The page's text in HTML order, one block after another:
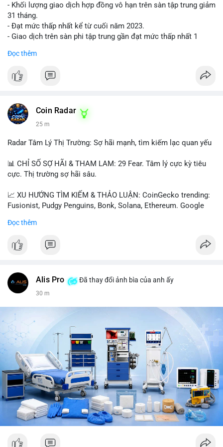
- Khối lượng giao dịch hợp đồng vô hạn trên sàn tập trung giảm
31 tháng.
- Đạt mức thấp nhất kể từ cuối năm 2023.
- Giao dịch trên sàn phi tập trung gần đạt mức thấp nhất 1
#vlikevn #titanbot
Đọc thêm
Coin Radar
25 m
Radar Tâm Lý Thị Trường: Sợ hãi mạnh, tìm kiếm lạc quan yếu
📊 CHỈ SỐ SỢ HÃI & THAM LAM: 29 Fear. Tâm lý cực kỳ tiêu
cực. Thị trường sợ hãi sâu.
📈 XU HƯỚNG TÌM KIẾM & THẢO LUẬN: CoinGecko trending:
Fusionist, Pudgy Penguins, Bonk, Solana, Ethereum. Google
tiêu, vũ khí hạt nhân, đội tuyển Brasil, cúp U20 Châu Á.
UFC 310, Premier League, Champions League, NCAA Football,
MrBeast, Google. Binance Square: nhiều post về lệnh long, lợi
nhuận, $HFT/$SKYAI, $RIVER, $WLD, $ALLO, Top trader 30
💬 DÒNG CHẢY TIN TỨC & TRUYỀN THÔNG: Telegram
CoinTelegraph: Saylor nói Bitcoin không cần rõ ràng, Mỹ cần
rõ ràng; CEX futures volume giảm xuống $4 tỷ trong tháng 7,
thấp nhất từ tháng 12/2023; Prophet Market ra mắt thị trường
dự đoán human vs AI; Trump nói crypto làเรื่อง lớn, người dùng
Bitcoin giảm áp lực cho đồng đô la; Thượng viện Mỹ đẩy lại bỏ
Clarity Act đến tháng 9. Telegram Binance: hỗ trợ trả os cổ tức
AAPL, IBM qua bStocks; MMT Trading Tournament lên tới 2
triệu voucher; Power Protocol Trading Competition; mở rộng
campagna airdrop USD1 đến 07/08/2026; hoàn thành tích hợp
MMT trên BNB Smart Chain. Tin tức gần đây: sau tang lễ
Đọc thêm
Alis Pro Đã thay đổi ảnh bìa của anh ấy
30 m